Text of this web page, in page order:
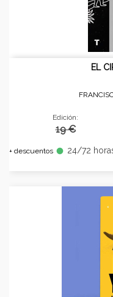
EL
Edición:
19 €
+ descuentos fiber_manual_record 24/72